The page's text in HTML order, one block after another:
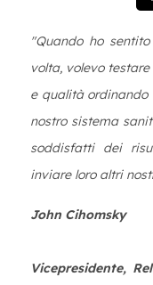
"Quando ho
volta, volevo
e qualità ordinando
nostro sistema
soddisfatti dei
inviare loro altri
John Cihomsky
Vicepresidente,